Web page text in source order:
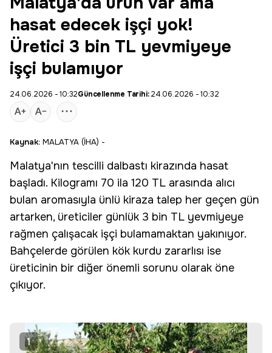
hasat edecek işçi yok!
Üretici 3 bin TL yevmiyeye
işçi bulamıyor
24.06.2026 - 10:32Güncellenme Tarihi:24.06.2026 - 10:32
Kaynak: MALATYA (İHA) -
Malatya'nın tescilli dalbastı kirazında hasat
başladı. Kilogramı 70 ila 120 TL arasında alıcı
bulan aromasıyla ünlü kiraza talep her geçen gün
artarken, üreticiler günlük 3 bin TL yevmiyeye
rağmen çalışacak işçi bulamamaktan yakınıyor.
Bahçelerde görülen kök kurdu zararlısı ise
üreticinin bir diğer önemli sorunu olarak öne
çıkıyor.
1